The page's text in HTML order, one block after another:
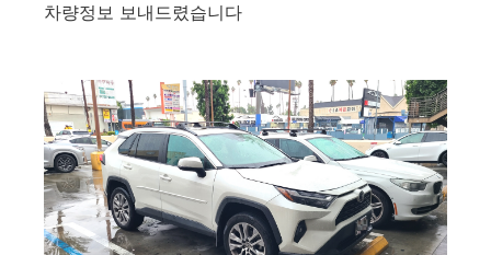
차량정보 보내드렸습니다